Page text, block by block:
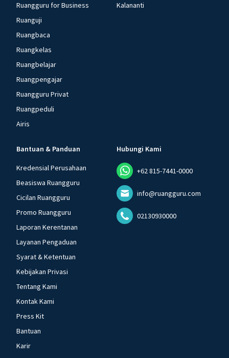
Ruangguru for Business
Ruanguji
Ruangbaca
Ruangkelas
Ruangbelajar
Ruangpengajar
Ruangguru Privat
Ruangpeduli
Airis
Kalananti
Bantuan & Panduan
Kredensial Perusahaan
Beasiswa Ruangguru
Cicilan Ruangguru
Promo Ruangguru
Laporan Kerentanan
Layanan Pengaduan
Syarat & Ketentuan
Kebijakan Privasi
Tentang Kami
Kontak Kami
Press Kit
Bantuan
Karir
Hubungi Kami
+62 815-7441-0000
info@ruangguru.com
02130930000